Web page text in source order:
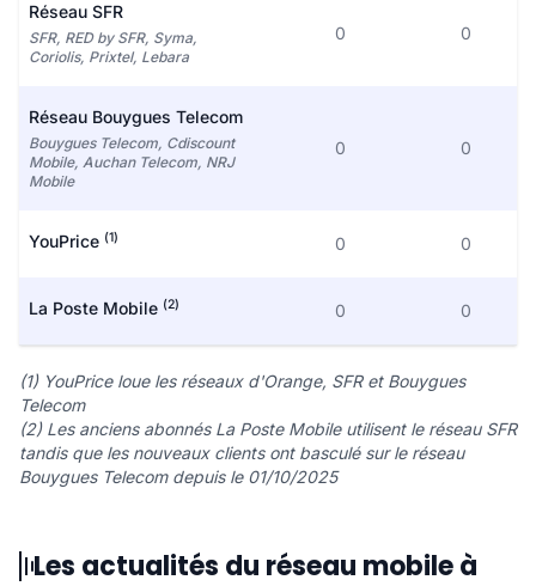
Réseau SFR
SFR, RED by SFR, Syma,
Coriolis, Prixtel, Lebara
0 0
Réseau Bouygues Telecom
Bouygues Telecom, Cdiscount
Mobile, Auchan Telecom, NRJ
Mobile
0 0
YouPrice (1) 0 0
La Poste Mobile (2) 0 0
(1) YouPrice loue les réseaux d'Orange, SFR et Bouygues
Telecom
(2) Les anciens abonnés La Poste Mobile utilisent le réseau SFR
tandis que les nouveaux clients ont basculé sur le réseau
Bouygues Telecom depuis le 01/10/2025
Les actualités du réseau mobile à